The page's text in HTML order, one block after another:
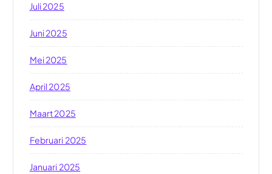
Juli 2025
Juni 2025
Mei 2025
April 2025
Maart 2025
Februari 2025
Januari 2025